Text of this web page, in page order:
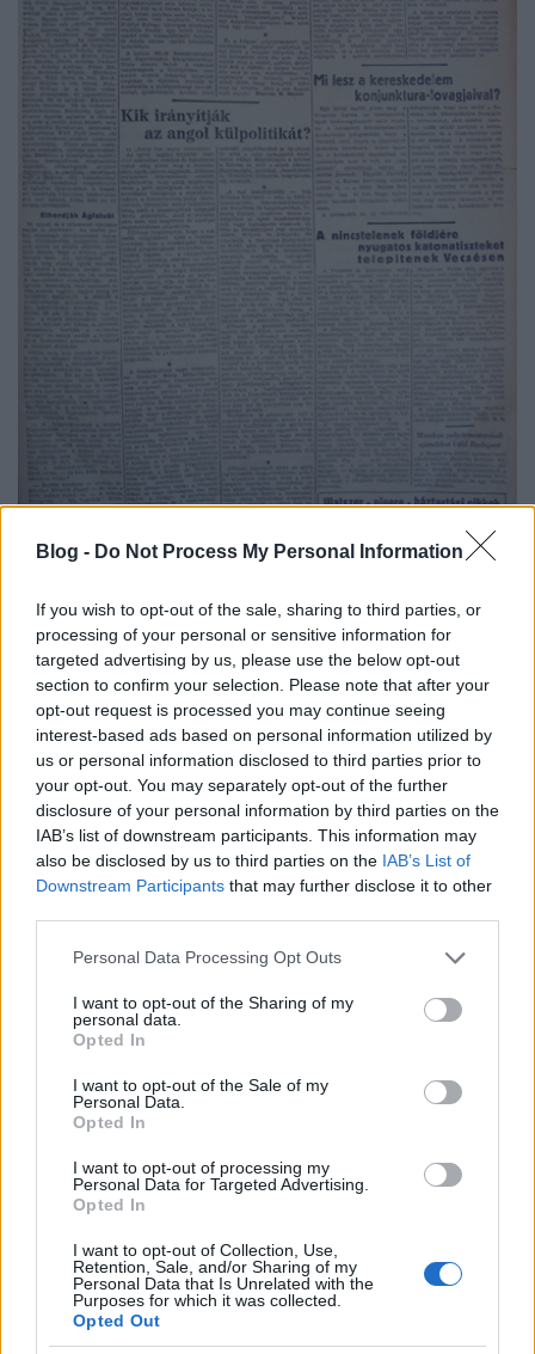
Blog - Do Not Process My Personal Information
If you wish to opt-out of the sale, sharing to third parties, or
processing of your personal or sensitive information for
targeted advertising by us, please use the below opt-out
section to confirm your selection. Please note that after your
opt-out request is processed you may continue seeing
interest-based ads based on personal information utilized by
us or personal information disclosed to third parties prior to
your opt-out. You may separately opt-out of the further
disclosure of your personal information by third parties on the
IAB’s list of downstream participants. This information may
also be disclosed by us to third parties on the IAB’s List of
Downstream Participants that may further disclose it to other
Please note that this website/app uses one or more Google
not limited to your visit or usage behaviour. You may click to
grant or deny consent to Google and its third-party tags to
use your data for below specified purposes in below Google
consent section.
Personal Data Processing Opt Outs
I want to opt-out of the Sharing of my
personal data.
Opted In
I want to opt-out of the Sale of my
Personal Data.
Opted In
I want to opt-out of processing my
Personal Data for Targeted Advertising.
Opted In
I want to opt-out of Collection, Use,
Retention, Sale, and/or Sharing of my
Personal Data that Is Unrelated with the
Purposes for which it was collected.
Opted Out
április 9.
A hangulatkeltésben élen járt a kommunista és a
parasztpárti sajtó, amelyben rendszeresen
megjelennek gonosz Volksbund-tagok, a magyarok
vérén dagadtra hízó sváb kulákok, a Sopron
környékén géppisztollyal rohangáló, és a békés
polgárokat terrorizáló, szintén német agitátorok.
Ismert egy filmhíradó-részlet, amelyben a
kommentátor gúnyosan jegyzi meg, hogy a lelketlen
(bácskai)sváb gazda amellett, nem átallott
márványoszlopos, fürdőszobás házban lakni, lenézte
a magyart, és még szegény állatait is magára
hagyta; arról kevesebb szó esik, hogy ez utóbbit nem